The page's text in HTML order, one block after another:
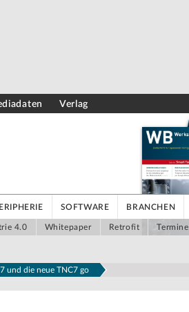
Verlag
SOFTWARE BRANCHEN
4.0 Whitepaper Retrofit Termine
und die neue TNC7 go